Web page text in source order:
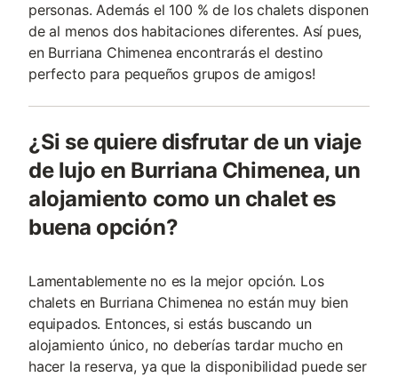
personas. Además el 100 % de los chalets disponen
de al menos dos habitaciones diferentes. Así pues,
en Burriana Chimenea encontrarás el destino
perfecto para pequeños grupos de amigos!
¿Si se quiere disfrutar de un viaje
de lujo en Burriana Chimenea, un
alojamiento como un chalet es
buena opción?
Lamentablemente no es la mejor opción. Los
chalets en Burriana Chimenea no están muy bien
equipados. Entonces, si estás buscando un
alojamiento único, no deberías tardar mucho en
hacer la reserva, ya que la disponibilidad puede ser